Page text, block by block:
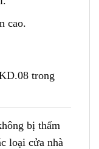
cao.
trong
bị thấm
loại cửa nhà